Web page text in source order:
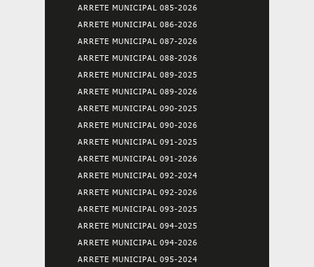
ARRETE MUNICIPAL 085-2026
ARRETE MUNICIPAL 086-2026
ARRETE MUNICIPAL 087-2026
ARRETE MUNICIPAL 088-2026
ARRETE MUNICIPAL 089-2025
ARRETE MUNICIPAL 089-2026
ARRETE MUNICIPAL 090-2025
ARRETE MUNICIPAL 090-2026
ARRETE MUNICIPAL 091-2025
ARRETE MUNICIPAL 091-2026
ARRETE MUNICIPAL 092-2024
ARRETE MUNICIPAL 092-2026
ARRETE MUNICIPAL 093-2025
ARRETE MUNICIPAL 094-2025
ARRETE MUNICIPAL 094-2026
ARRETE MUNICIPAL 095-2024